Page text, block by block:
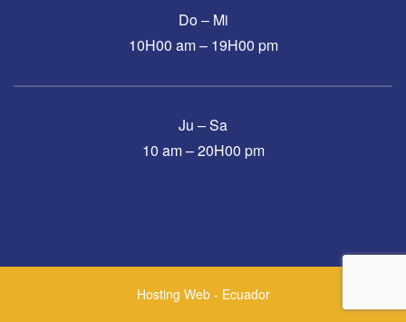
Do – Mi
10H00 am – 19H00 pm
Ju – Sa
10 am – 20H00 pm
Hosting Web - Ecuador